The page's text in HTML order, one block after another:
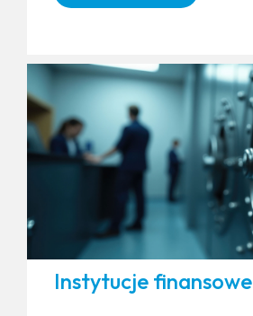
Instytucje finansowe